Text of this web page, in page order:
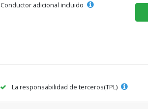
Conductor adicional incluido
La responsabilidad de terceros(TPL)